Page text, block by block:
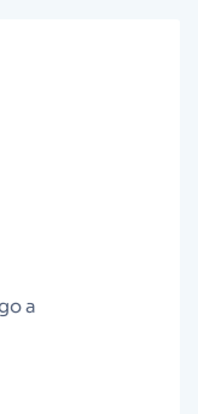
a